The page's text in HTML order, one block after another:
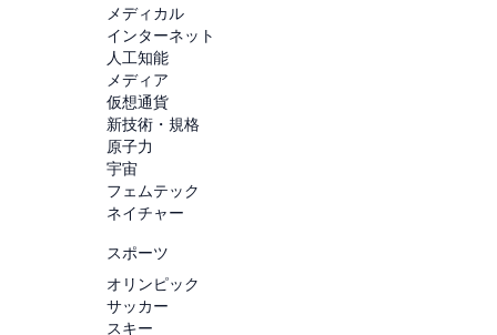
メディカル
インターネット
人工知能
メディア
仮想通貨
新技術・規格
原子力
宇宙
フェムテック
ネイチャー
スポーツ
オリンピック
サッカー
スキー